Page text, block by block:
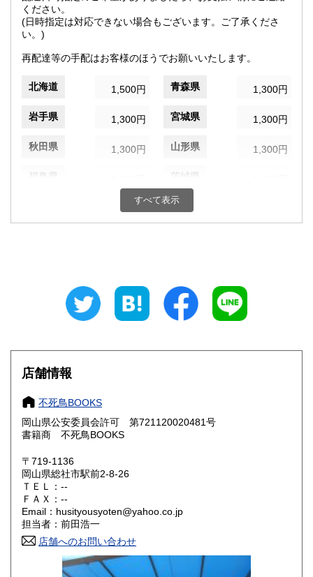
ください。
(日時指定は対応できない場合もございます。ご了承くださ
い。)
再配達等の手配はお客様のほうでお願いいたします。
北海道 1,500円 青森県 1,300円
岩手県 1,300円 宮城県 1,300円
秋田県 1,300円 山形県 1,300円
福島県 茨城県
1,100円 群馬県
1,100円 富山県
愛知県 900円 三重県
大阪府 800円
奈良県 800円 和歌山県
鳥取県 800円
800円
すべて表示
店舗情報
不死鳥BOOKS
岡山県公安委員会許可 第721120020481号
書籍商 不死鳥BOOKS
〒719-1136
岡山県総社市駅前2-8-26
ＴＥＬ：--
ＦＡＸ：--
Email：husityousyoten@yahoo.co.jp
担当者：前田浩一
店舗へのお問い合わせ